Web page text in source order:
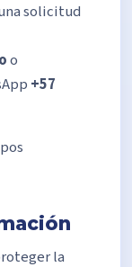
solicitud
o
+57
la